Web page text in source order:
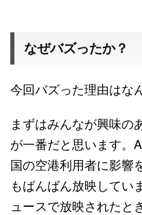
なぜバズったか？
今回バズった理由はな
まずはみんなが興味の
が一番だと思います。
国の空港利用者に影響
もばんばん放映してい
ュースで放映されたと